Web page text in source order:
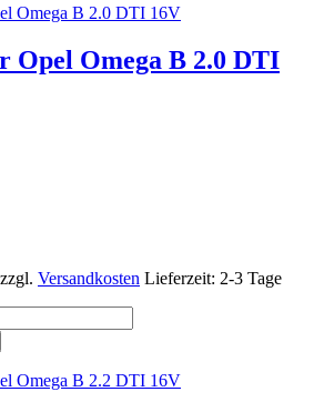
Opel Omega B 2.0 DTI
zzgl. Versandkosten Lieferzeit: 2-3 Tage